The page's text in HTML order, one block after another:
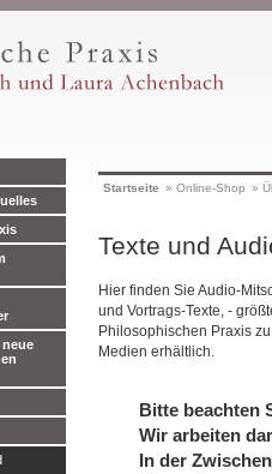
Startseite » Online-Shop »
Texte und
Hier finden Sie Audio-
und Vortrags-Texte, -
Philosophischen Praxis
Medien erhältlich.
Bitte beachten
Wir arbeiten
In der